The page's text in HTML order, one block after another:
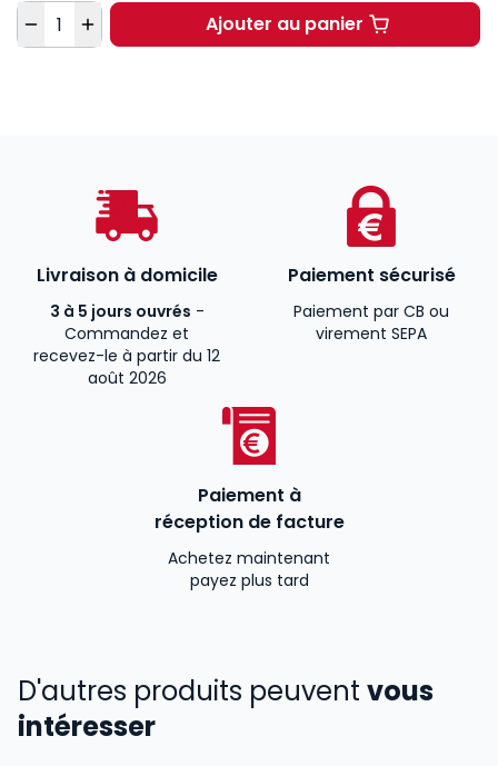
Quantité Ajouter au panierLa Cour de cassation
Livraison à domicile
3 à 5 jours ouvrés -
Commandez et
recevez-le à partir du 12
août 2026
Paiement sécurisé
Paiement par CB ou
virement SEPA
Paiement à
réception de facture
Achetez maintenant
payez plus tard
D'autres produits peuvent vous
intéresser